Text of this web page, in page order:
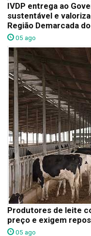
IVDP entrega ao
sustentável e
Região Demarcada
05 ago
Produtores de leite
preço e exigem
05 ago